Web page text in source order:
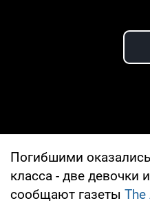
Погибшими
класса - две девочки
сообщают газеты The